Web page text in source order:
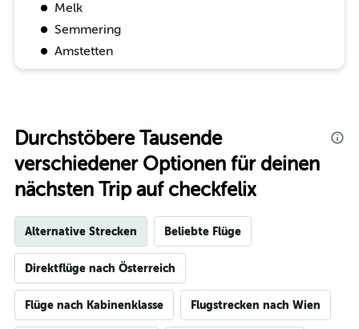
Melk
Semmering
Amstetten
Durchstöbere Tausende
verschiedener Optionen für deinen
nächsten Trip auf checkfelix
Alternative Strecken Beliebte Flüge
Direktflüge nach Österreich
Flüge nach Kabinenklasse Flugstrecken nach Wien